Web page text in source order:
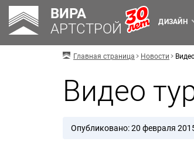
ВИРА
АРТСТРОЙ
ДИЗАЙН
Главная страница Новости
Видео
Опубликовано: 20 февраля